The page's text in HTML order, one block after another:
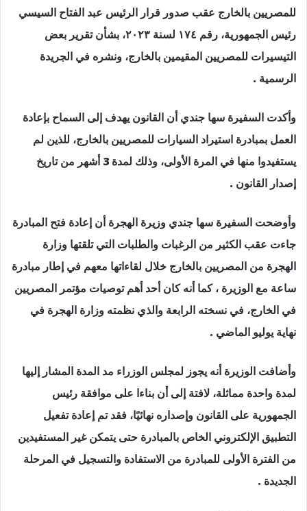
للمصريين بالخارج عقب صدور قرار الرئيس عبد الفتاح السيسي
رئيس الجمهورية، رقم ١٧٤ لسنة ٢٠٢٣، بشأن تقرير بعض
التيسيرات للمصريين المقيمين بالخارج، ونشره في الجريدة
الرسمية .
وأكدت السفيرة سها جندي أن القانون يهدف إلى السماح بإعادة
العمل بمبادرة استيراد السيارات للمصريين بالخارج، للذين لم
يستفيدوا منها في المرة الأولى، وذلك لمدة 3 أشهر من تاريخ
إصدار القانون .
وأوضحت السفيرة سها جندي وزيرة الهجرة أن إعادة فتح المبادرة
جاءت عقب الكثير من الرغبات والطلبات التي تلقتها وزارة
الهجرة من المصريين بالخارج خلال لقاءاتها معهم في إطار مبادرة
ساعة مع الوزيرة ، كما أنه كان أحد أهم توصيات مؤتمر المصريين
في الخارج، في نسخته الرابعة والذي نظمته وزارة الهجرة في
نهاية يوليو الماضي .
وأضافت الوزيرة أنه يجوز لمجلس الوزراء مد المدة المشار إليها
لمدة واحدة مماثلة، لافتة إلى أن بناءا على موافقة رئيس
الجمهورية على القانون وإصداره نهائيًا، فقد تم إعادة تفعيل
التطبيق الإلكتروني الخاص بالمبادرة حتى يتمكن غير المستفيدين
من الفترة الأولى للمبادرة من الاستفادة والتسجيل في المرحلة
الجديدة .